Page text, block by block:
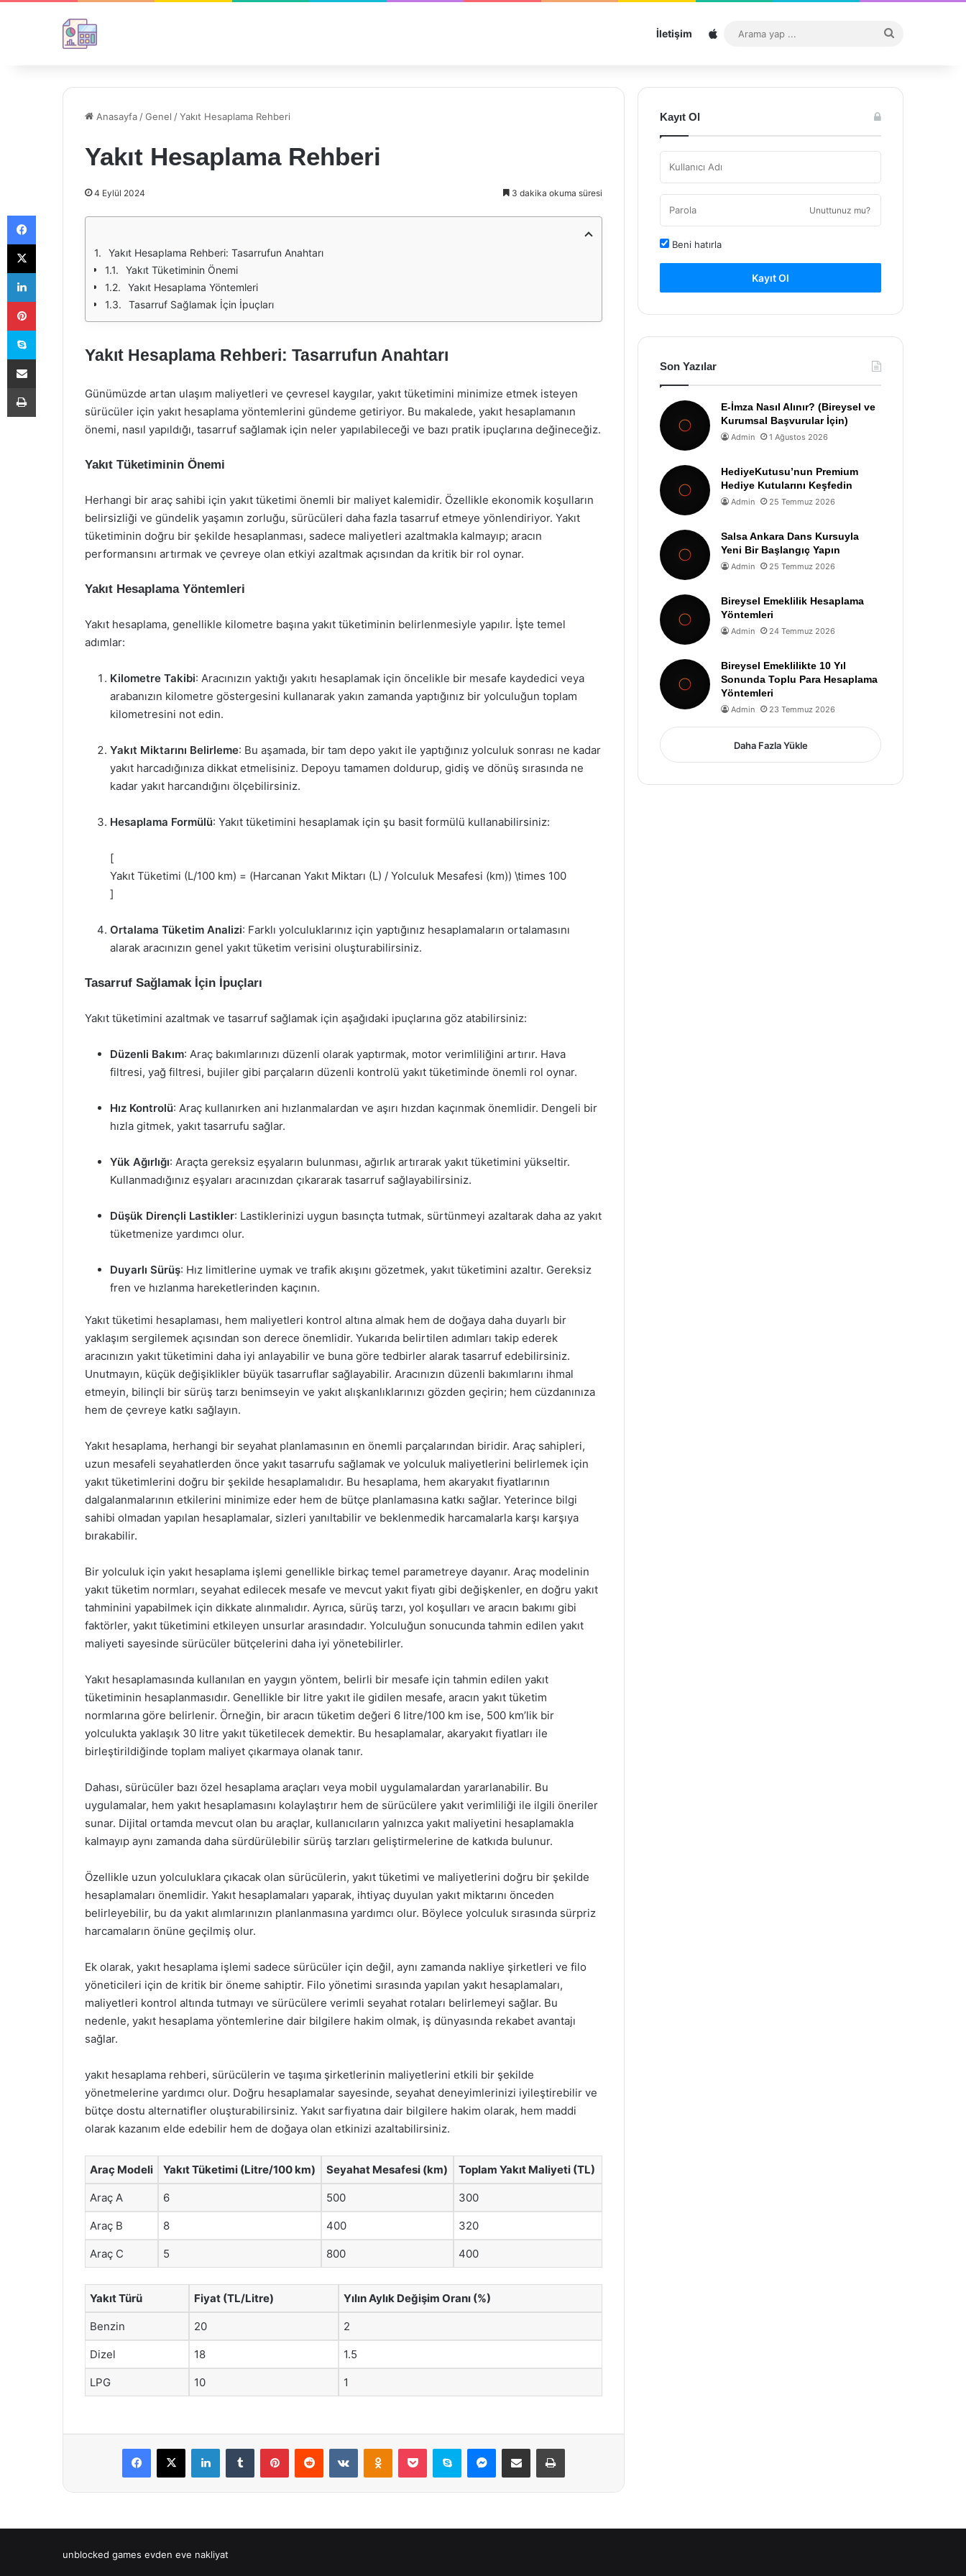
İletişim Sitemap
...
Anasayfa /Genel /Yakıt Hesaplama Rehberi
Yakıt Hesaplama Rehberi
4 Eylül 2024 3 dakika okuma süresi
Yakıt Hesaplama Rehberi: Tasarrufun Anahtarı
Yakıt Tüketiminin Önemi
Yakıt Hesaplama Yöntemleri
Tasarruf Sağlamak İçin İpuçları
Yakıt Hesaplama Rehberi: Tasarrufun Anahtarı
Günümüzde artan ulaşım maliyetleri ve çevresel kaygılar, yakıt tüketimini minimize etmek isteyen
sürücüler için yakıt hesaplama yöntemlerini gündeme getiriyor. Bu makalede, yakıt hesaplamanın
önemi, nasıl yapıldığı, tasarruf sağlamak için neler yapılabileceği ve bazı pratik ipuçlarına değineceğiz.
Yakıt Tüketiminin Önemi
Herhangi bir araç sahibi için yakıt tüketimi önemli bir maliyet kalemidir. Özellikle ekonomik koşulların
belirsizliği ve gündelik yaşamın zorluğu, sürücüleri daha fazla tasarruf etmeye yönlendiriyor. Yakıt
tüketiminin doğru bir şekilde hesaplanması, sadece maliyetleri azaltmakla kalmayıp; aracın
performansını artırmak ve çevreye olan etkiyi azaltmak açısından da kritik bir rol oynar.
Yakıt Hesaplama Yöntemleri
Yakıt hesaplama, genellikle kilometre başına yakıt tüketiminin belirlenmesiyle yapılır. İşte temel
adımlar:
Kilometre Takibi: Aracınızın yaktığı yakıtı hesaplamak için öncelikle bir mesafe kaydedici veya
arabanızın kilometre göstergesini kullanarak yakın zamanda yaptığınız bir yolculuğun toplam
kilometresini not edin.
Yakıt Miktarını Belirleme: Bu aşamada, bir tam depo yakıt ile yaptığınız yolculuk sonrası ne kadar
yakıt harcadığınıza dikkat etmelisiniz. Depoyu tamamen doldurup, gidiş ve dönüş sırasında ne
kadar yakıt harcandığını ölçebilirsiniz.
Hesaplama Formülü: Yakıt tüketimini hesaplamak için şu basit formülü kullanabilirsiniz:
[
Yakıt Tüketimi (L/100 km) = (Harcanan Yakıt Miktarı (L) / Yolculuk Mesafesi (km)) \times 100
]
Ortalama Tüketim Analizi: Farklı yolculuklarınız için yaptığınız hesaplamaların ortalamasını
alarak aracınızın genel yakıt tüketim verisini oluşturabilirsiniz.
Tasarruf Sağlamak İçin İpuçları
Yakıt tüketimini azaltmak ve tasarruf sağlamak için aşağıdaki ipuçlarına göz atabilirsiniz:
Düzenli Bakım: Araç bakımlarınızı düzenli olarak yaptırmak, motor verimliliğini artırır. Hava
filtresi, yağ filtresi, bujiler gibi parçaların düzenli kontrolü yakıt tüketiminde önemli rol oynar.
Hız Kontrolü: Araç kullanırken ani hızlanmalardan ve aşırı hızdan kaçınmak önemlidir. Dengeli bir
hızla gitmek, yakıt tasarrufu sağlar.
Yük Ağırlığı: Araçta gereksiz eşyaların bulunması, ağırlık artırarak yakıt tüketimini yükseltir.
Kullanmadığınız eşyaları aracınızdan çıkararak tasarruf sağlayabilirsiniz.
Düşük Dirençli Lastikler: Lastiklerinizi uygun basınçta tutmak, sürtünmeyi azaltarak daha az yakıt
tüketmenize yardımcı olur.
Duyarlı Sürüş: Hız limitlerine uymak ve trafik akışını gözetmek, yakıt tüketimini azaltır. Gereksiz
fren ve hızlanma hareketlerinden kaçının.
Yakıt tüketimi hesaplaması, hem maliyetleri kontrol altına almak hem de doğaya daha duyarlı bir
yaklaşım sergilemek açısından son derece önemlidir. Yukarıda belirtilen adımları takip ederek
aracınızın yakıt tüketimini daha iyi anlayabilir ve buna göre tedbirler alarak tasarruf edebilirsiniz.
Unutmayın, küçük değişiklikler büyük tasarruflar sağlayabilir. Aracınızın düzenli bakımlarını ihmal
etmeyin, bilinçli bir sürüş tarzı benimseyin ve yakıt alışkanlıklarınızı gözden geçirin; hem cüzdanınıza
hem de çevreye katkı sağlayın.
Yakıt hesaplama, herhangi bir seyahat planlamasının en önemli parçalarından biridir. Araç sahipleri,
uzun mesafeli seyahatlerden önce yakıt tasarrufu sağlamak ve yolculuk maliyetlerini belirlemek için
yakıt tüketimlerini doğru bir şekilde hesaplamalıdır. Bu hesaplama, hem akaryakıt fiyatlarının
dalgalanmalarının etkilerini minimize eder hem de bütçe planlamasına katkı sağlar. Yeterince bilgi
sahibi olmadan yapılan hesaplamalar, sizleri yanıltabilir ve beklenmedik harcamalarla karşı karşıya
bırakabilir.
Bir yolculuk için yakıt hesaplama işlemi genellikle birkaç temel parametreye dayanır. Araç modelinin
yakıt tüketim normları, seyahat edilecek mesafe ve mevcut yakıt fiyatı gibi değişkenler, en doğru yakıt
tahminini yapabilmek için dikkate alınmalıdır. Ayrıca, sürüş tarzı, yol koşulları ve aracın bakımı gibi
faktörler, yakıt tüketimini etkileyen unsurlar arasındadır. Yolculuğun sonucunda tahmin edilen yakıt
maliyeti sayesinde sürücüler bütçelerini daha iyi yönetebilirler.
Yakıt hesaplamasında kullanılan en yaygın yöntem, belirli bir mesafe için tahmin edilen yakıt
tüketiminin hesaplanmasıdır. Genellikle bir litre yakıt ile gidilen mesafe, aracın yakıt tüketim
normlarına göre belirlenir. Örneğin, bir aracın tüketim değeri 6 litre/100 km ise, 500 km’lik bir
yolculukta yaklaşık 30 litre yakıt tüketilecek demektir. Bu hesaplamalar, akaryakıt fiyatları ile
birleştirildiğinde toplam maliyet çıkarmaya olanak tanır.
Dahası, sürücüler bazı özel hesaplama araçları veya mobil uygulamalardan yararlanabilir. Bu
uygulamalar, hem yakıt hesaplamasını kolaylaştırır hem de sürücülere yakıt verimliliği ile ilgili öneriler
sunar. Dijital ortamda mevcut olan bu araçlar, kullanıcıların yalnızca yakıt maliyetini hesaplamakla
kalmayıp aynı zamanda daha sürdürülebilir sürüş tarzları geliştirmelerine de katkıda bulunur.
Özellikle uzun yolculuklara çıkacak olan sürücülerin, yakıt tüketimi ve maliyetlerini doğru bir şekilde
hesaplamaları önemlidir. Yakıt hesaplamaları yaparak, ihtiyaç duyulan yakıt miktarını önceden
belirleyebilir, bu da yakıt alımlarınızın planlanmasına yardımcı olur. Böylece yolculuk sırasında sürpriz
harcamaların önüne geçilmiş olur.
Ek olarak, yakıt hesaplama işlemi sadece sürücüler için değil, aynı zamanda nakliye şirketleri ve filo
yöneticileri için de kritik bir öneme sahiptir. Filo yönetimi sırasında yapılan yakıt hesaplamaları,
maliyetleri kontrol altında tutmayı ve sürücülere verimli seyahat rotaları belirlemeyi sağlar. Bu
nedenle, yakıt hesaplama yöntemlerine dair bilgilere hakim olmak, iş dünyasında rekabet avantajı
sağlar.
yakıt hesaplama rehberi, sürücülerin ve taşıma şirketlerinin maliyetlerini etkili bir şekilde
yönetmelerine yardımcı olur. Doğru hesaplamalar sayesinde, seyahat deneyimlerinizi iyileştirebilir ve
bütçe dostu alternatifler oluşturabilirsiniz. Yakıt sarfiyatına dair bilgilere hakim olarak, hem maddi
olarak kazanım elde edebilir hem de doğaya olan etkinizi azaltabilirsiniz.
Araç Modeli Yakıt Tüketimi (Litre/100 km) Seyahat Mesafesi (km) Toplam Yakıt Maliyeti (TL)
Araç A 6 500 300
Araç B 8 400 320
Araç C 5 800 400
Yakıt Türü Fiyat (TL/Litre) Yılın Aylık Değişim Oranı (%)
Benzin 20 2
Dizel 18 1.5
LPG 10 1
Facebook
X LinkedInTumblr PinterestReddit VKontakteOdnoklassniki
Pocket Skype Messenger
E-Posta ile paylaş Yazdır
Kayıt Ol
Unuttunuz mu?
Beni hatırla
Kayıt Ol
Son Yazılar
E-İmza Nasıl Alınır? (Bireysel ve
Kurumsal Başvurular İçin)
Admin 1 Ağustos 2026
HediyeKutusu’nun Premium
Hediye Kutularını Keşfedin
Admin 25 Temmuz 2026
Salsa Ankara Dans Kursuyla
Yeni Bir Başlangıç Yapın
Admin 25 Temmuz 2026
Bireysel Emeklilik Hesaplama
Yöntemleri
Admin 24 Temmuz 2026
Bireysel Emeklilikte 10 Yıl
Sonunda Toplu Para Hesaplama
Yöntemleri
Admin 23 Temmuz 2026
Daha Fazla Yükle
unblocked games evden eve nakliyat
Facebook
X
LinkedIn
Pinterest
Skype
E-Posta ile paylaş